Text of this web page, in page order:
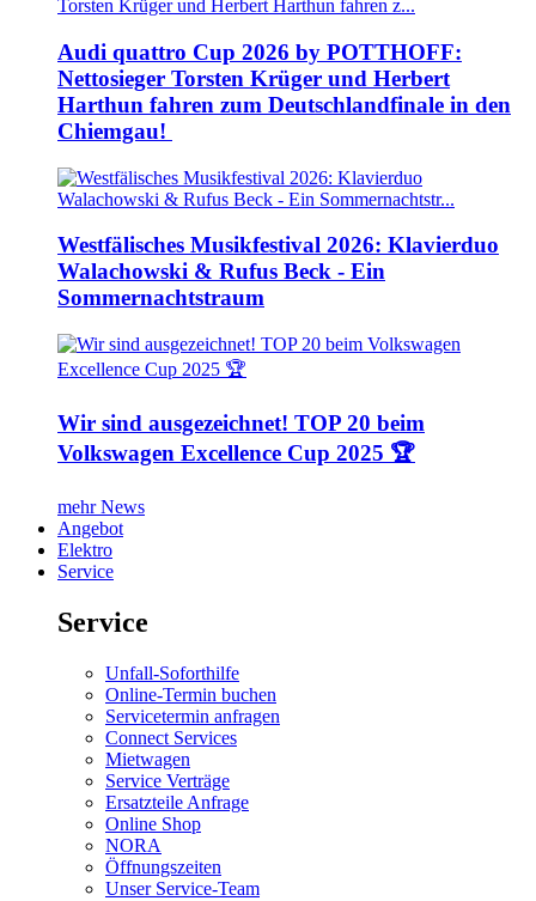
Audi quattro Cup 2026 by POTTHOFF:
Nettosieger Torsten Krüger und Herbert
Harthun fahren zum Deutschlandfinale in den
Chiemgau!
Westfälisches Musikfestival 2026: Klavierduo
Walachowski & Rufus Beck - Ein
Sommernachtstraum
Wir sind ausgezeichnet! TOP 20 beim
Volkswagen Excellence Cup 2025 🏆
mehr News
Angebot
Elektro
Service
Service
Unfall-Soforthilfe
Online-Termin buchen
Servicetermin anfragen
Connect Services
Mietwagen
Service Verträge
Ersatzteile Anfrage
Online Shop
NORA
Öffnungszeiten
Unser Service-Team